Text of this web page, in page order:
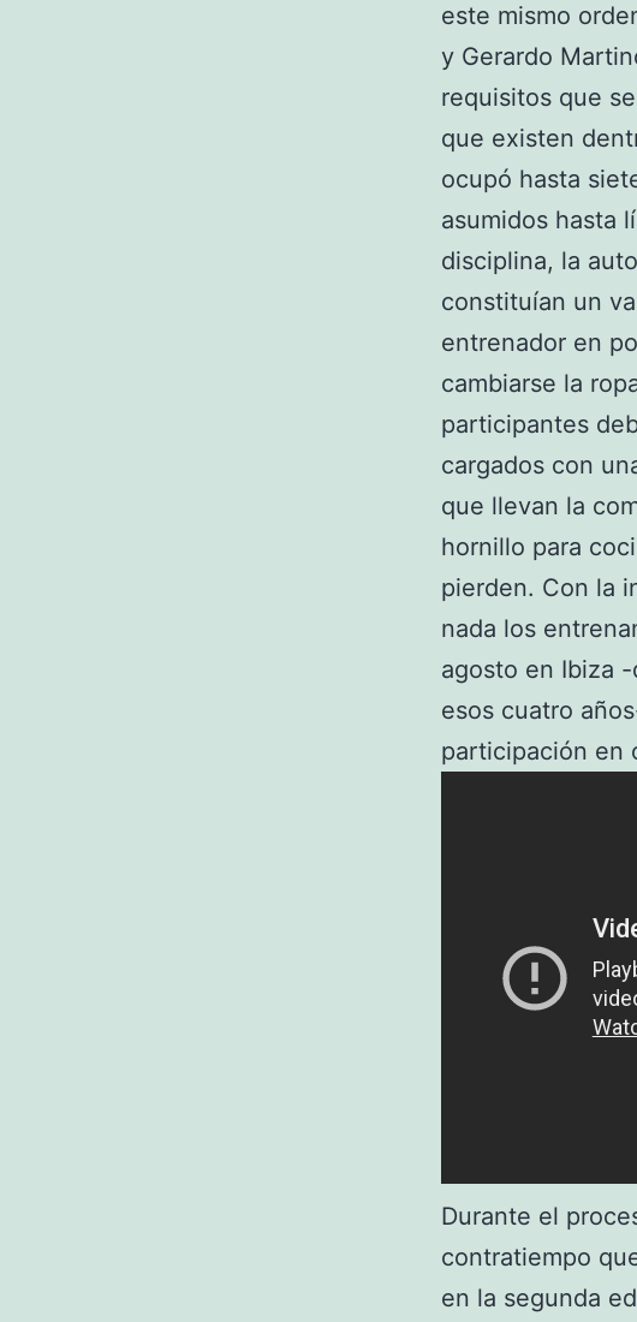
este mismo
y Gerardo
requisitos que
que existen
ocupó hasta
asumidos hasta
disciplina, la
constituían un
entrenador en
cambiarse la
participantes
cargados con
que llevan la
hornillo para
pierden. Con la
nada los
agosto en Ibiza
esos cuatro
participación en
Durante el
contratiempo
en la segunda